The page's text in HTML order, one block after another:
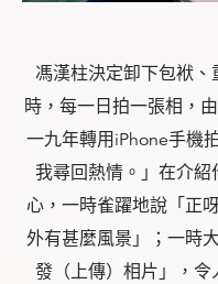
馮漢柱決定卸下包袱
時，每一日拍一張相，
一九年轉用iPhone手機
我尋回熱情。」在介紹
心，一時雀躍地說「正
外有甚麼風景」；一時
發（上傳）相片」，令